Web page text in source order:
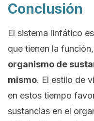
Conclusión
El sistema linfático
que tienen la
organismo de
mismo. El estilo de
en estos tiempo
sustancias en el